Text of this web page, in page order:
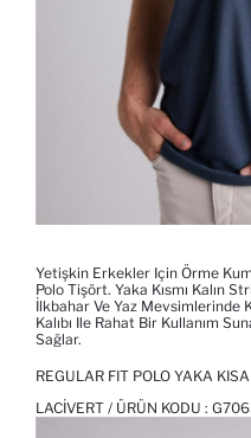
Yetişkin Erkekler Için Örme
Polo Tişört. Yaka Kısmı Kalın
İlkbahar Ve Yaz Mevsimlerinde
Kalıbı Ile Rahat Bir Kullanım
Sağlar.
REGULAR FIT POLO YAKA
LACIVERT / ÜRÜN KODU :